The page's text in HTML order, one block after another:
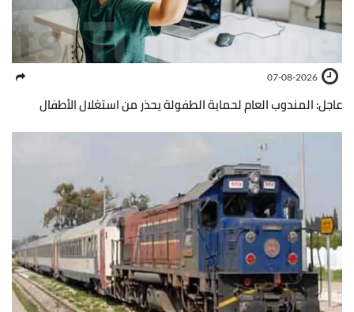
07-08-2026
عاجل: المندوب العام لحماية الطفولة يحذر من استغلال الأطفال